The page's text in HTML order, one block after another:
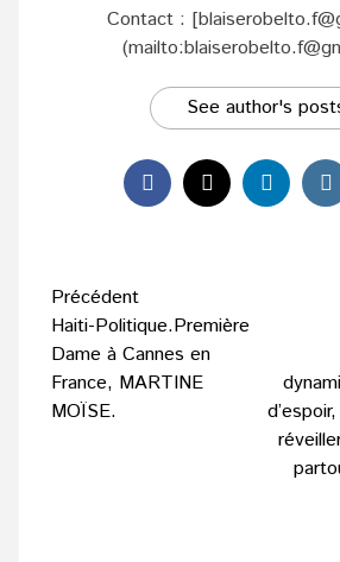
Contact :
See author's
Navigation
d’article
Précédent
Haiti-Politique.Première
Dame à Cannes en
France, MARTINE
MOÏSE.